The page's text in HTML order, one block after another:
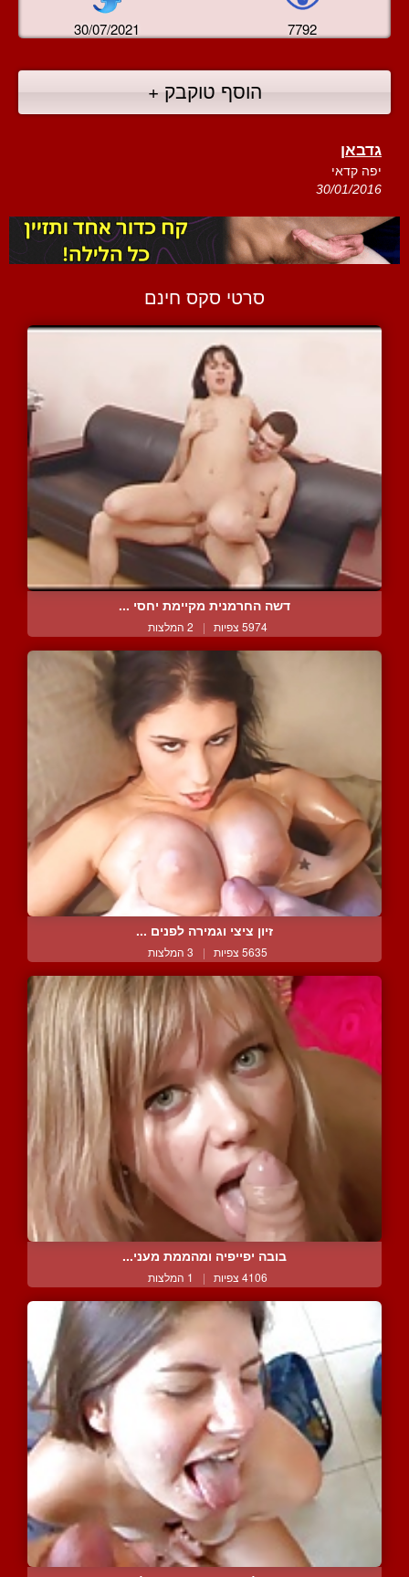
30/07/2021 7792
הוסף טוקבק +
גדבאן
יפה קדאי
30/01/2016
סרטי סקס חינם
דשה החרמנית מקיימת יחסי ...
5974 צפיות | 2 המלצות
זיון ציצי וגמירה לפנים ...
5635 צפיות | 3 המלצות
בובה יפייפיה ומהממת מעני...
4106 צפיות | 1 המלצות